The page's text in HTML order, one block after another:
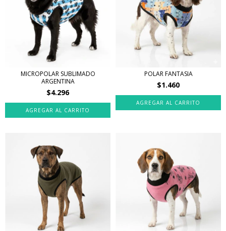
MICROPOLAR SUBLIMADO
ARGENTINA
$4.296
AGREGAR AL CARRITO
POLAR FANTASIA
$1.460
AGREGAR AL CARRITO